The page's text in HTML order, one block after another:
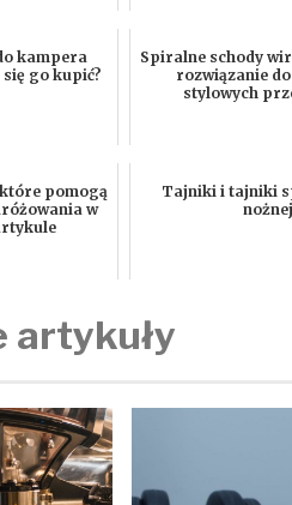
kampera
go kupić?
Spiralne schody
rozwiązanie
stylowych
pomogą
w
Tajniki i tajniki
nożnej
artykuły